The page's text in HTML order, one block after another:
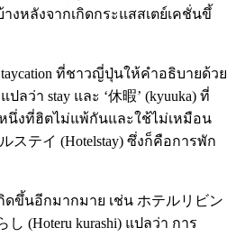
งหลังจากเกิดกระแสสเตย์เคชั่นขึ้
ที่ชาวญี่ปุ่นให้คำอธิบายด้วย
ลว่า stay และ ‘休暇’ (kyuuka) ที่
นึ่งที่ฮิตไม่แพ้กันและใช้ไม่เหมือน
ステイ (Hotelstay) ซึ่งก็คือการพัก
ขึ้นอีกมากมาย เช่น ホテルリビン
し (Hoteru kurashi) แปลว่า การ